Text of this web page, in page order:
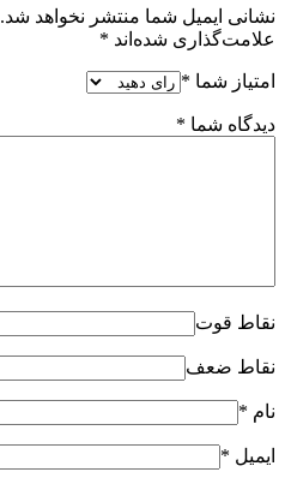
نشانی ایمیل شما منتشر نخواهد شد.
علامت‌گذاری شده‌اند *
امتیاز شما *
دیدگاه شما *
نقاط قوت
نقاط ضعف
نام *
ایمیل *